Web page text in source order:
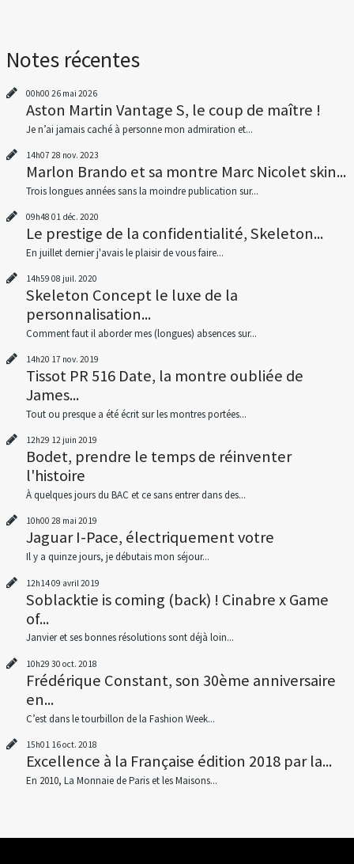
Notes récentes
00h00 26 mai 2026
Aston Martin Vantage S, le coup de maître !
Je n’ai jamais caché à personne mon admiration et...
14h07 28 nov. 2023
Marlon Brando et sa montre Marc Nicolet skin...
Trois longues années sans la moindre publication sur...
09h48 01 déc. 2020
Le prestige de la confidentialité, Skeleton...
En juillet dernier j'avais le plaisir de vous faire...
14h59 08 juil. 2020
Skeleton Concept le luxe de la
personnalisation...
Comment faut il aborder mes (longues) absences sur...
14h20 17 nov. 2019
Tissot PR 516 Date, la montre oubliée de
James...
Tout ou presque a été écrit sur les montres portées...
12h29 12 juin 2019
Bodet, prendre le temps de réinventer
l'histoire
À quelques jours du BAC et ce sans entrer dans des...
10h00 28 mai 2019
Jaguar I-Pace, électriquement votre
Il y a quinze jours, je débutais mon séjour...
12h1409 avril 2019
Soblacktie is coming (back) ! Cinabre x Game
of...
Janvier et ses bonnes résolutions sont déjà loin...
10h29 30 oct. 2018
Frédérique Constant, son 30ème anniversaire
en...
C’est dans le tourbillon de la Fashion Week...
15h01 16oct. 2018
Excellence à la Française édition 2018 par la...
En 2010, La Monnaie de Paris et les Maisons...